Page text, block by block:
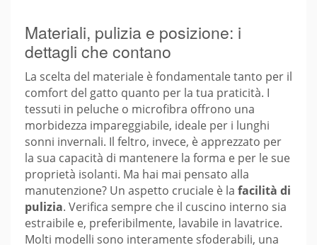
Materiali, pulizia e posizione: i
dettagli che contano
La scelta del materiale è fondamentale tanto per il
comfort del gatto quanto per la tua praticità. I
tessuti in peluche o microfibra offrono una
morbidezza impareggiabile, ideale per i lunghi
sonni invernali. Il feltro, invece, è apprezzato per
la sua capacità di mantenere la forma e per le sue
proprietà isolanti. Ma hai mai pensato alla
manutenzione? Un aspetto cruciale è la facilità di
pulizia. Verifica sempre che il cuscino interno sia
estraibile e, preferibilmente, lavabile in lavatrice.
Molti modelli sono interamente sfoderabili, una